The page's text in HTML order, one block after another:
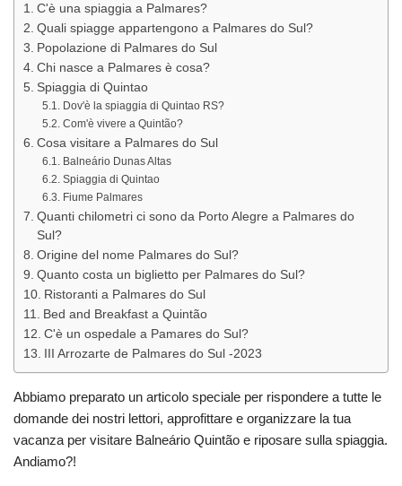
C'è una spiaggia a Palmares?
Quali spiagge appartengono a Palmares do Sul?
Popolazione di Palmares do Sul
Chi nasce a Palmares è cosa?
Spiaggia di Quintao
Dov'è la spiaggia di Quintao RS?
Com'è vivere a Quintão?
Cosa visitare a Palmares do Sul
Balneário Dunas Altas
Spiaggia di Quintao
Fiume Palmares
Quanti chilometri ci sono da Porto Alegre a Palmares do
Sul?
Origine del nome Palmares do Sul?
Quanto costa un biglietto per Palmares do Sul?
Ristoranti a Palmares do Sul
Bed and Breakfast a Quintão
C'è un ospedale a Pamares do Sul?
III Arrozarte de Palmares do Sul -2023
Abbiamo preparato un articolo speciale per rispondere a tutte le
domande dei nostri lettori, approfittare e organizzare la tua
vacanza per visitare Balneário Quintão e riposare sulla spiaggia.
Andiamo?!